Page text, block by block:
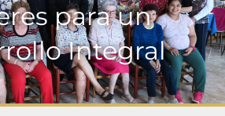
para un
Integral